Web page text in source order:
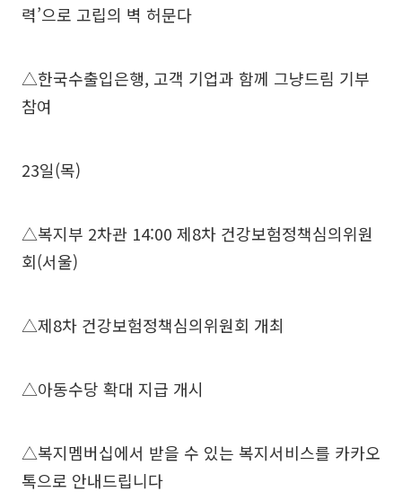
력’으로 고립의 벽 허문다
△한국수출입은행, 고객 기업과 함께 그냥드림 기부
참여
23일(목)
△복지부 2차관 14:00 제8차 건강보험정책심의위원
회(서울)
△제8차 건강보험정책심의위원회 개최
△아동수당 확대 지급 개시
△복지멤버십에서 받을 수 있는 복지서비스를 카카오
톡으로 안내드립니다